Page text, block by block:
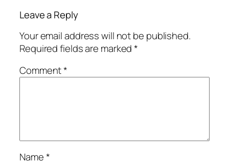
Leave a Reply
Your email address will not be published.
Required fields are marked*
Comment*
Name*